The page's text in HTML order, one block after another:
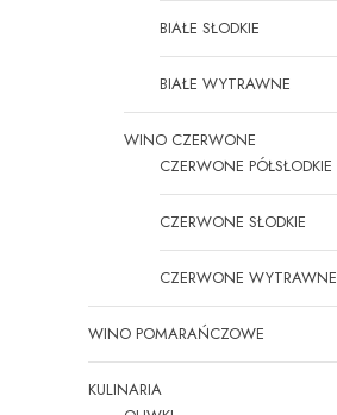
BIAŁE SŁODKIE
BIAŁE WYTRAWNE
WINO CZERWONE
CZERWONE PÓŁSŁODKIE
CZERWONE SŁODKIE
CZERWONE WYTRAWNE
WINO POMARAŃCZOWE
KULINARIA